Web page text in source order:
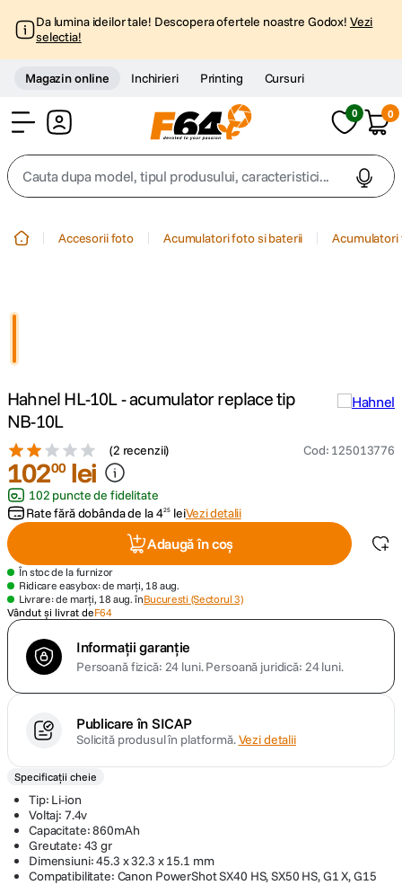
Da lumina ideilor tale! Descopera ofertele noastre Godox! Vezi
selectia!
Magazin online Inchirieri Printing Cursuri
0 0
Cauta dupa model, tipul produsului, caracteristici...
4. peak design
canon sx740 hs
6. lavaliera
sony fx
8. card memorie
9. dji mic mini
10. dji osmo
Accesorii foto Acumulatori foto si baterii
Hahnel HL-10L - acumulator replace tip
NB-10L
(2 recenzii) Cod: 125013776
10200 lei
102 puncte de fidelitate
Rate fără dobânda de la425 leiVezi detalii
Adaugă în coș
În stoc de la furnizor
Ridicare easybox: de marți, 18 aug.
Livrare: de marți, 18 aug. înBucuresti (Sectorul 3)
Vândut și livrat deF64
Informații garanție
Persoană fizică: 24 luni.Persoană juridică: 24 luni.
Publicare în SICAP
Solicită produsul în platformă.Vezi detalii
Specificații cheie
Tip: Li-ion
Voltaj: 7.4v
Capacitate: 860mAh
Greutate: 43 gr
Dimensiuni: 45.3 x 32.3 x 15.1 mm
Compatibilitate: Canon PowerShot SX40 HS, SX50 HS, G1 X, G15